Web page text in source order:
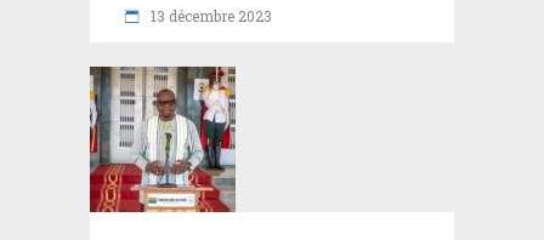
13 décembre 2023